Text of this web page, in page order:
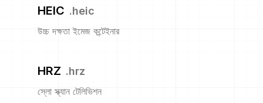
HEIC .heic
উচ্চ দক্ষতা ইমেজ কন্টেইনার
HRZ .hrz
স্লো স্ক্যান টেলিভিশন